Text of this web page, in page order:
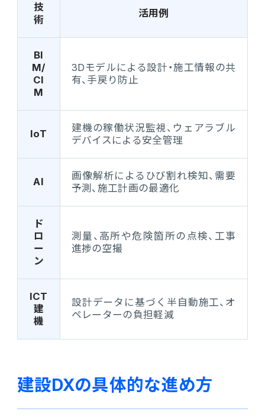
技
術
活用例
BI
M/
CI
M
3Dモデルによる設計・施工情報の共
有、手戻り防止
IoT
建機の稼働状況監視、ウェアラブル
デバイスによる安全管理
AI
画像解析によるひび割れ検知、需要
予測、施工計画の最適化
ド
ロ
ー
ン
測量、高所や危険箇所の点検、工事
進捗の空撮
ICT
建
機
設計データに基づく半自動施工、オ
ペレーターの負担軽減
建設DXの具体的な進め方